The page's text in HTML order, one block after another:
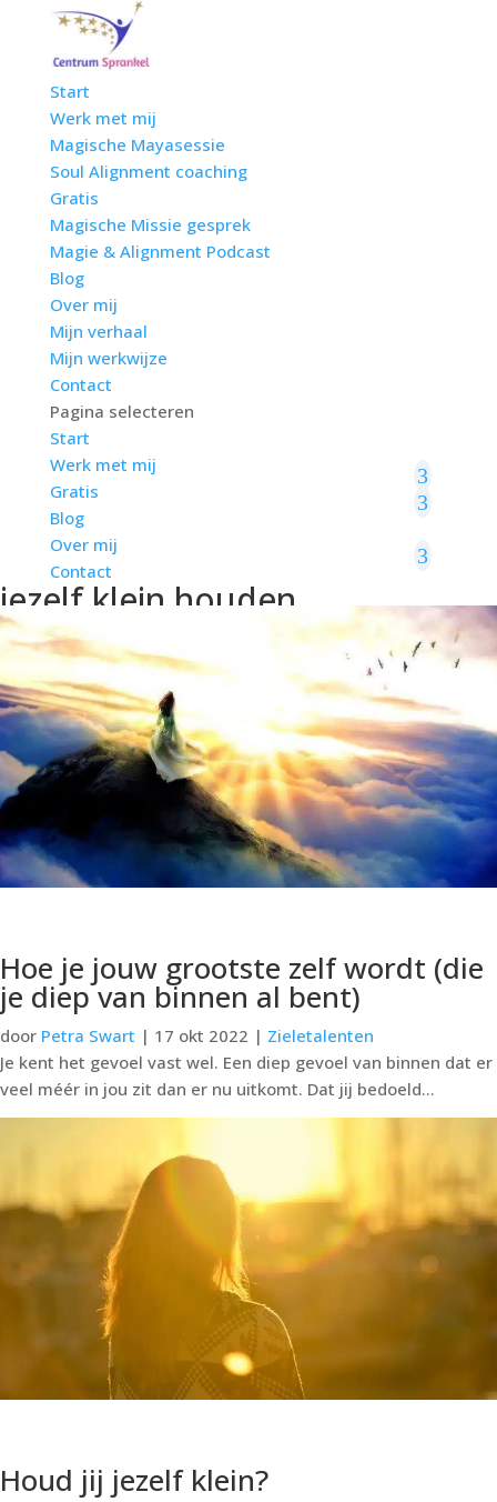
Start
Werk met mij
Magische Mayasessie
Soul Alignment coaching
Gratis
Magische Missie gesprek
Magie & Alignment Podcast
Blog
Over mij
Mijn verhaal
Mijn werkwijze
Contact
Pagina selecteren
Start
Werk met mij
Gratis
Blog
Over mij
Contact
jezelf klein houden
Hoe je jouw grootste zelf wordt (die
je diep van binnen al bent)
door Petra Swart | 17 okt 2022 | Zieletalenten
Je kent het gevoel vast wel. Een diep gevoel van binnen dat er
veel méér in jou zit dan er nu uitkomt. Dat jij bedoeld...
Houd jij jezelf klein?